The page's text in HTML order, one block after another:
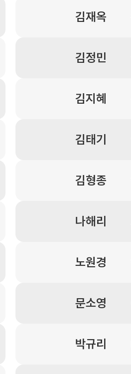
김재옥
김정민
김지혜
김태기
김형종
나해리
노원경
문소영
박규리